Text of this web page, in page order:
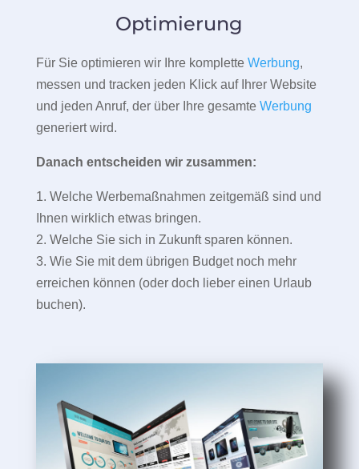
Optimierung
Für Sie optimieren wir Ihre komplette Werbung,
messen und tracken jeden Klick auf Ihrer Website
und jeden Anruf, der über Ihre gesamte Werbung
generiert wird.
Danach entscheiden wir zusammen:
1. Welche Werbemaßnahmen zeitgemäß sind und
Ihnen wirklich etwas bringen.
2. Welche Sie sich in Zukunft sparen können.
3. Wie Sie mit dem übrigen Budget noch mehr
erreichen können (oder doch lieber einen Urlaub
buchen).